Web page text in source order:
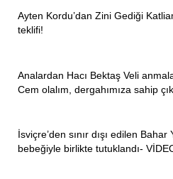
Ayten Kordu’dan Zini Gediği
teklifi!
Analardan Hacı Bektaş Veli
Cem olalım, dergahımıza sahip
İsviçre’den sınır dışı edilen Bahar
bebeğiyle birlikte tutuklandı-